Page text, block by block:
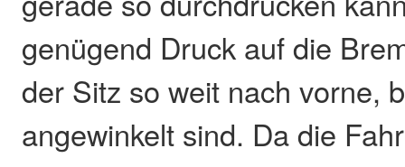
genügend Druck auf die
der Sitz so weit nach vorne,
angewinkelt sind. Da die